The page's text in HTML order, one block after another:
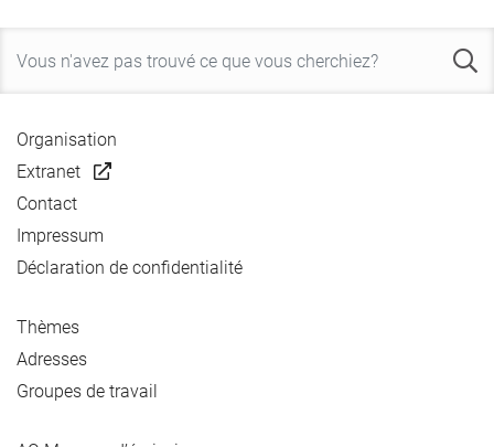
Organisation
Extranet
Contact
Impressum
Déclaration de confidentialité
Thèmes
Adresses
Groupes de travail